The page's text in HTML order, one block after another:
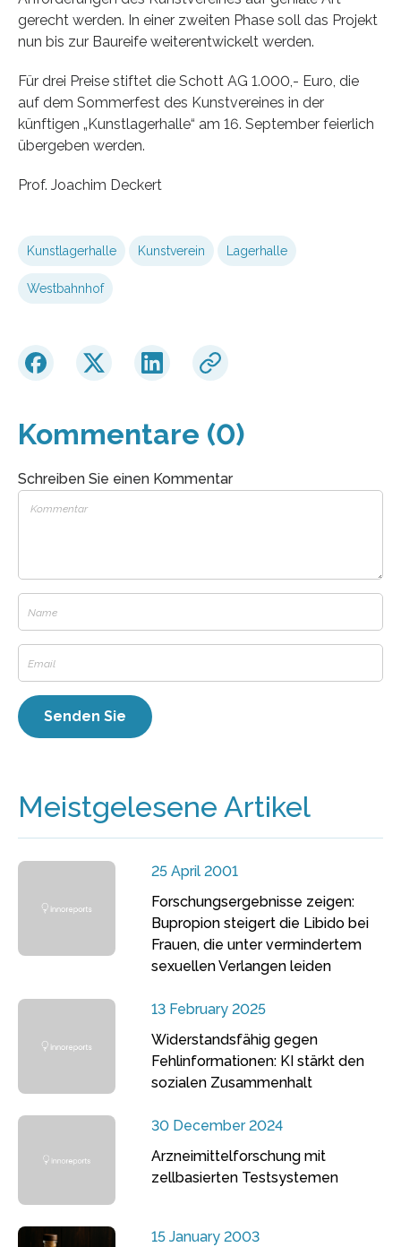
gerecht werden. In einer zweiten Phase soll das Projekt
nun bis zur Baureife weiterentwickelt werden.
Für drei Preise stiftet die Schott AG 1.000,- Euro, die
auf dem Sommerfest des Kunstvereines in der
künftigen „Kunstlagerhalle“ am 16. September feierlich
übergeben werden.
Prof. Joachim Deckert
Kunstlagerhalle Kunstverein Lagerhalle
Westbahnhof
Kommentare (0)
Schreiben Sie einen Kommentar
Meistgelesene Artikel
25 April 2001
Forschungsergebnisse zeigen:
Bupropion steigert die Libido bei
Frauen, die unter vermindertem
sexuellen Verlangen leiden
13 February 2025
Widerstandsfähig gegen
Fehlinformationen: KI stärkt den
sozialen Zusammenhalt
30 December 2024
Arzneimittelforschung mit
zellbasierten Testsystemen
15 January 2003